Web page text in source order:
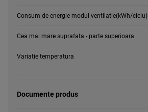
Consum de energie modul ventilatie(kWh/ciclu)
Cea mai mare suprafata - parte superioara
Variatie temperatura
Documente produs